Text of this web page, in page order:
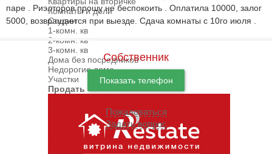
Комнаты и доли
Студии
1-комн. кв
2-комн. кв
3-комн. кв
Дома без посредников
Недорогие дома
Участки
Продать
паре . Риэлторов прошу не беспокоить . Оплатила 10000, залог
5000, возвращается при выезде. Сдача комнаты с 10го июля .
Собственник
Показать телефон
Пожаловаться
Задать вопрос